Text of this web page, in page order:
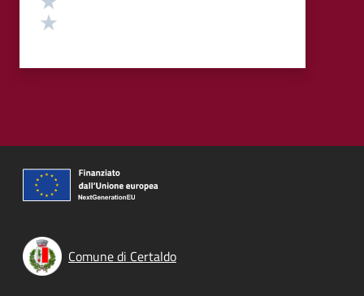
Comune di Certaldo